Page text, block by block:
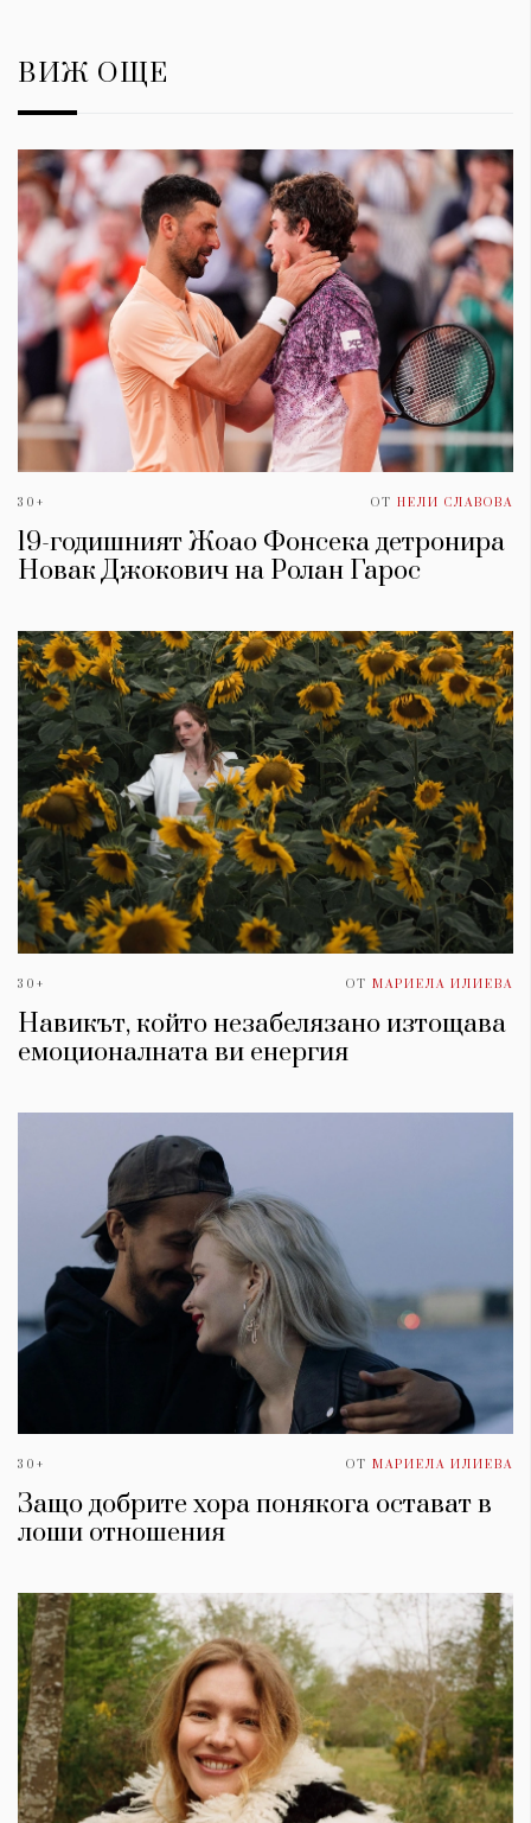
ВИЖ ОЩЕ
30+ ОТ НЕЛИ СЛАВОВА
19-годишният Жоао Фонсека детронира
Новак Джокович на Ролан Гарос
30+ ОТ МАРИЕЛА ИЛИЕВА
Навикът, който незабелязано изтощава
емоционалната ви енергия
30+ ОТ МАРИЕЛА ИЛИЕВА
Защо добрите хора понякога остават в
лоши отношения